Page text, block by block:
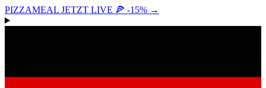
PIZZAMEAL JETZT LIVE 🍕 -15% →